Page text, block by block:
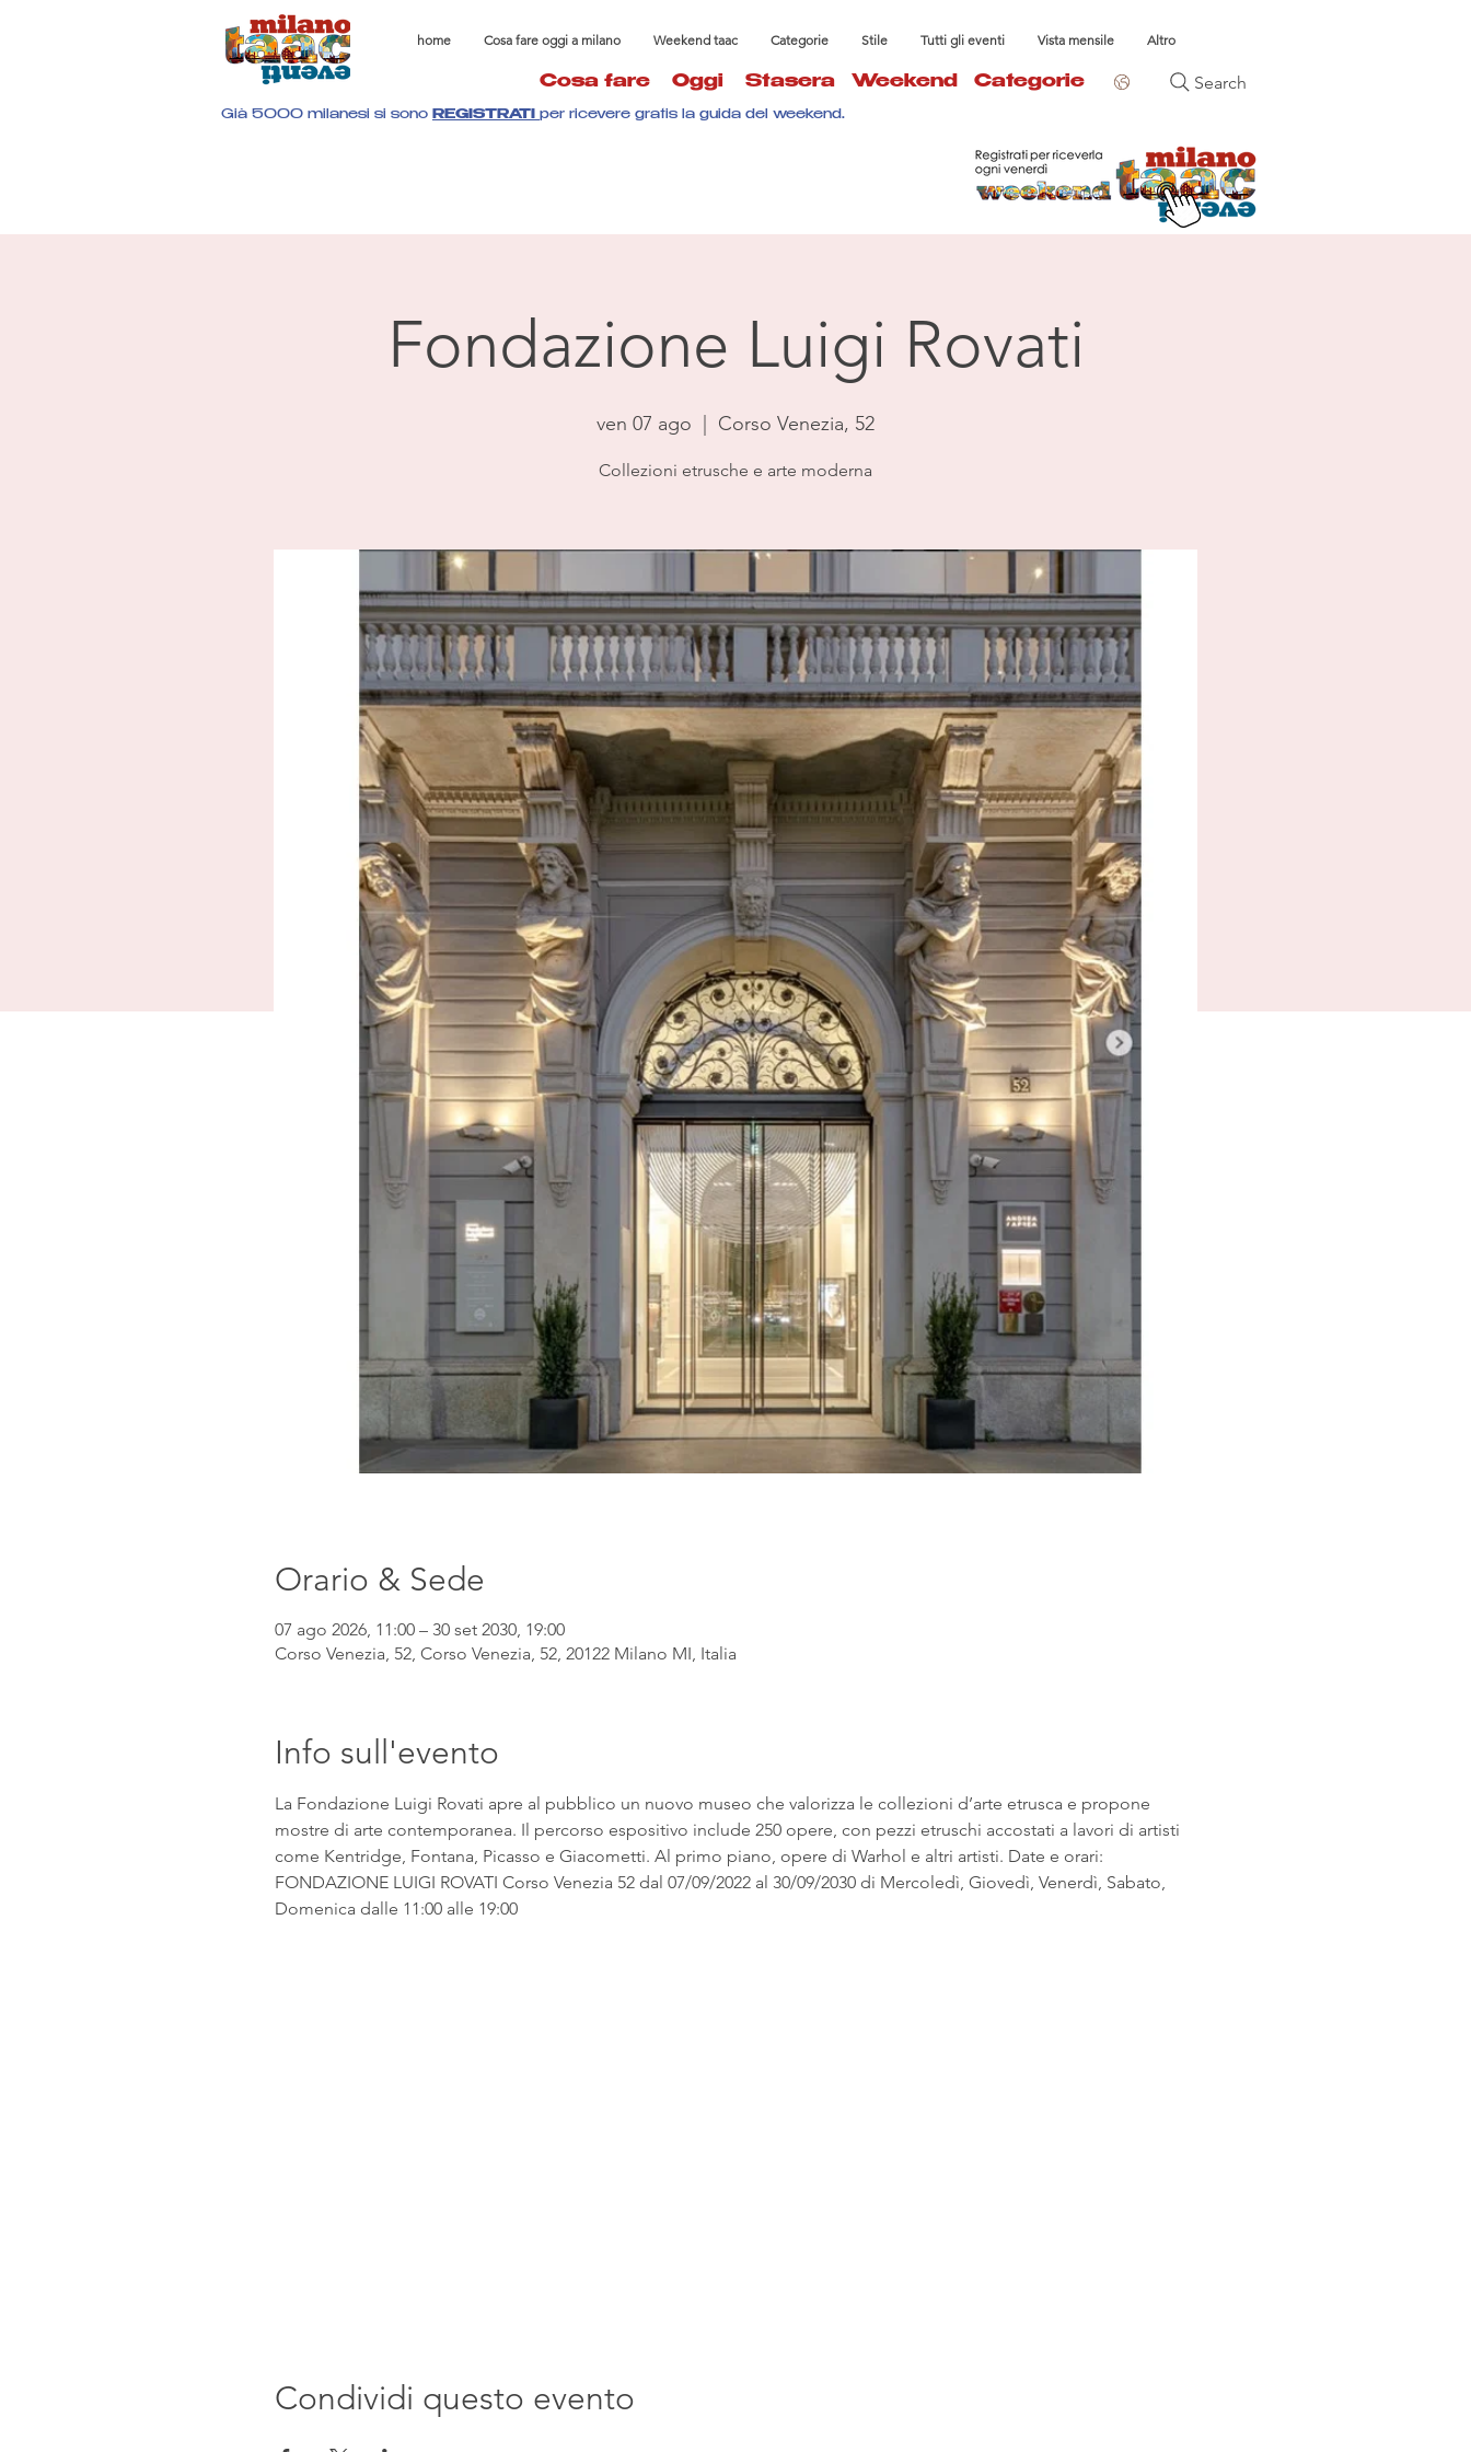
home Cosa fare oggi a milano Weekend taac Categorie Stile Tutti gli eventi Vista mensile Altro
Cosa fare Oggi Stasera Weekend Categorie Search
Già 5000 milanesi si sono REGISTRATI per ricevere gratis la guida del weekend.
Fondazione Luigi Rovati
ven 07 ago Corso Venezia, 52
Collezioni etrusche e arte moderna
Orario & Sede
07 ago 2026, 11:00 – 30 set 2030, 19:00
Corso Venezia, 52, Corso Venezia, 52, 20122 Milano MI, Italia
Info sull'evento
La Fondazione Luigi Rovati apre al pubblico un nuovo museo che valorizza le collezioni d’arte etrusca e propone
mostre di arte contemporanea. Il percorso espositivo include 250 opere, con pezzi etruschi accostati a lavori di artisti
come Kentridge, Fontana, Picasso e Giacometti. Al primo piano, opere di Warhol e altri artisti. Date e orari:
FONDAZIONE LUIGI ROVATI Corso Venezia 52 dal 07/09/2022 al 30/09/2030 di Mercoledì, Giovedì, Venerdì, Sabato,
Domenica dalle 11:00 alle 19:00
Condividi questo evento